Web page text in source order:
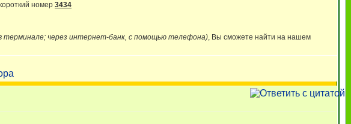
номер 3434
терминале; через интернет-банк, с помощью телефона), Вы сможете найти на нашем